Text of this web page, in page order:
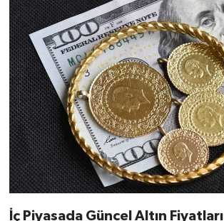
İç Piyasada Güncel Altın Fiyatları